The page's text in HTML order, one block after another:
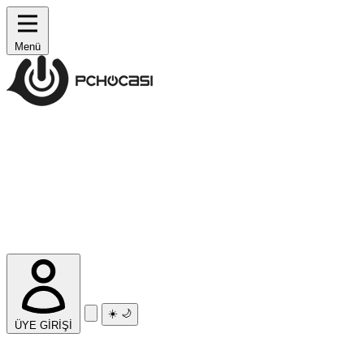
Menü
ÜYE GİRİŞİ
☀️ 🌙